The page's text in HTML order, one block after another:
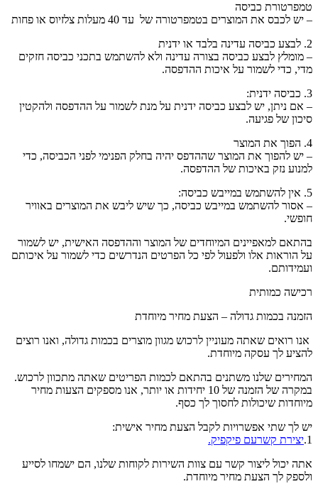
טמפרטורת כביסה
– יש לכבס את המוצרים בטמפרטורה של עד 40 מעלות צלזיוס או פחות
2. לבצע כביסה עדינה בלבד או ידנית
– מומלץ לבצע כביסה בצורה עדינה ולא להשתמש בתכני כביסה חזקים
מדי, כדי לשמור על איכות ההדפסה.
3. כביסה ידנית:
– אם ניתן, יש לבצע כביסה ידנית על מנת לשמור על ההדפסה ולהקטין
סיכון של פגיעה.
4. הפוך את המוצר
– יש להפוך את המוצר שההדפס יהיה בחלק הפנימי לפני הכביסה, כדי
למנוע נזק באיכות של ההדפסה.
5. אין להשתמש במייבש כביסה:
– אסור להשתמש במייבש כביסה, כך שיש ליבש את המוצרים באוויר
חופשי.
בהתאם למאפיינים המיוחדים של המוצר וההדפסה האישית, יש לשמור
על הוראות אלו ולפעול לפי כל הפרטים הנדרשים כדי לשמור על איכותם
ועמידותם.
רכישה כמותית
הזמנה בכמות גדולה – הצעת מחיר מיוחדת
אנו רואים שאתה מעוניין לרכוש מגוון מוצרים בכמות גדולה, ואנו רוצים
להציע לך עסקה מיוחדת.
המחירים שלנו משתנים בהתאם לכמות הפריטים שאתה מתכוון לרכוש.
במקרה של הזמנה של 10 יחידות או יותר, אנו מספקים הצעות מחיר
מיוחדות שיכולות לחסוך לך כסף.
יש לך שתי אפשרויות לקבל הצעת מחיר אישית:
1. יצירת קשרעם פיקפיק.
אתה יכול ליצור קשר עם צוות השירות לקוחות שלנו, הם ישמחו לסייע
ולספק לך הצעת מחיר מיוחדת.